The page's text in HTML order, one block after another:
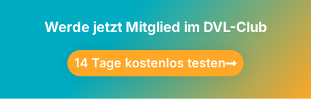
Werde jetzt Mitglied im DVL-Club
14 Tage kostenlos testen